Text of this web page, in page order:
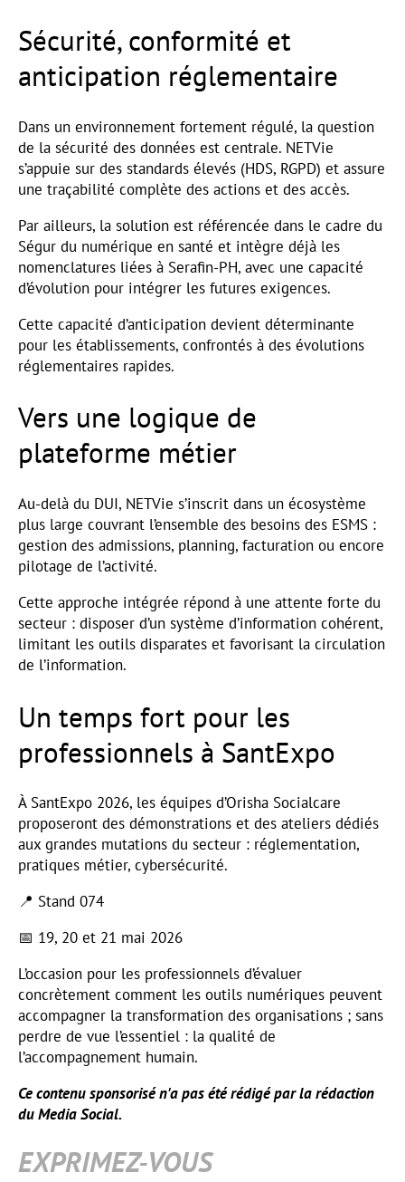
Sécurité, conformité et
anticipation réglementaire
Dans un environnement fortement régulé, la question
de la sécurité des données est centrale. NETVie
s’appuie sur des standards élevés (HDS, RGPD) et assure
une traçabilité complète des actions et des accès.
Par ailleurs, la solution est référencée dans le cadre du
Ségur du numérique en santé et intègre déjà les
nomenclatures liées à Serafin-PH, avec une capacité
d’évolution pour intégrer les futures exigences.
Cette capacité d’anticipation devient déterminante
pour les établissements, confrontés à des évolutions
réglementaires rapides.
Vers une logique de
plateforme métier
Au-delà du DUI, NETVie s’inscrit dans un écosystème
plus large couvrant l’ensemble des besoins des ESMS :
gestion des admissions, planning, facturation ou encore
pilotage de l’activité.
Cette approche intégrée répond à une attente forte du
secteur : disposer d’un système d’information cohérent,
limitant les outils disparates et favorisant la circulation
de l’information.
Un temps fort pour les
professionnels à SantExpo
À SantExpo 2026, les équipes d’Orisha Socialcare
proposeront des démonstrations et des ateliers dédiés
aux grandes mutations du secteur : réglementation,
pratiques métier, cybersécurité.
📍 Stand 074
📅 19, 20 et 21 mai 2026
L’occasion pour les professionnels d’évaluer
concrètement comment les outils numériques peuvent
accompagner la transformation des organisations ; sans
perdre de vue l’essentiel : la qualité de
l’accompagnement humain.
Ce contenu sponsorisé n'a pas été rédigé par la rédaction
du Media Social.
EXPRIMEZ-VOUS